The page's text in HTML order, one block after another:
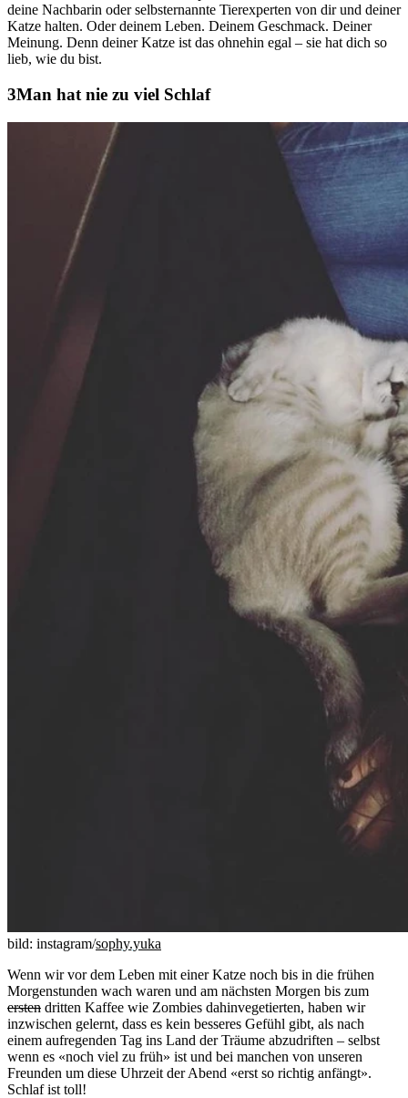
deine Nachbarin oder selbsternannte Tierexperten von dir und deiner
Katze halten. Oder deinem Leben. Deinem Geschmack. Deiner
Meinung. Denn deiner Katze ist das ohnehin egal – sie hat dich so
lieb, wie du bist.
Man hat nie zu viel Schlaf
bild: instagram/sophy.yuka
Wenn wir vor dem Leben mit einer Katze noch bis in die frühen
Morgenstunden wach waren und am nächsten Morgen bis zum
ersten dritten Kaffee wie Zombies dahinvegetierten, haben wir
inzwischen gelernt, dass es kein besseres Gefühl gibt, als nach
einem aufregenden Tag ins Land der Träume abzudriften – selbst
wenn es «noch viel zu früh» ist und bei manchen von unseren
Freunden um diese Uhrzeit der Abend «erst so richtig anfängt».
Schlaf ist toll!